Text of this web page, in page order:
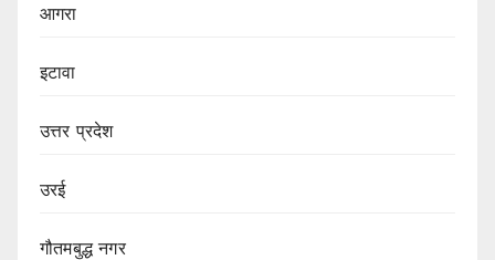
आगरा
इटावा
उत्तर प्रदेश
उरई
गौतमबुद्ध नगर